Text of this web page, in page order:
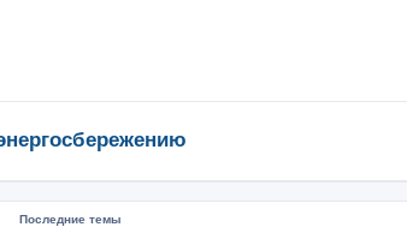
Последние темы